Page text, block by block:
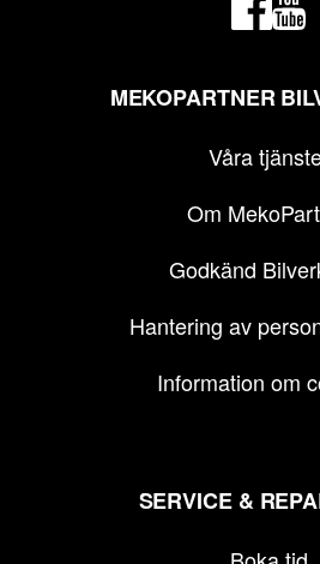
MEKOPARTNER
Våra
Om
Godkänd
Hantering av
Information om
SERVICE &